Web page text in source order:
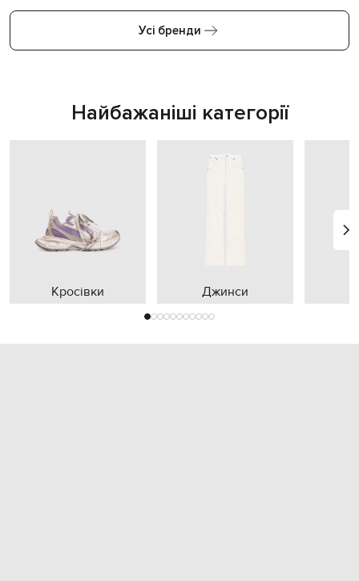
Усі бренди
Найбажаніші категорії
Кросівки Джинси